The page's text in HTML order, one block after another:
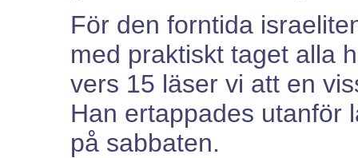
För den forntida
med praktiskt taget alla
vers 15 läser vi att en
Han ertappades utanför
på sabbaten.